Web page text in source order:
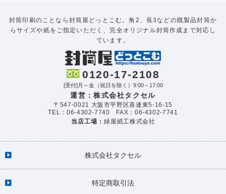
封筒印刷のことなら封筒屋どっとこむ。角2、長3などの既製品封筒か
らサイズや紙をご指定いただく、完全オリジナル封筒作成まで対応し
ています。
0120-17-2108
[受付]月～金（祝日を除く）9:00～17:00
運営：株式会社タクセル
〒547-0021 大阪市平野区喜連東5-16-15
TEL：06-4302-7740 FAX：06-4302-7741
当店工場：緑屋紙工株式会社
株式会社タクセル
特定商取引法